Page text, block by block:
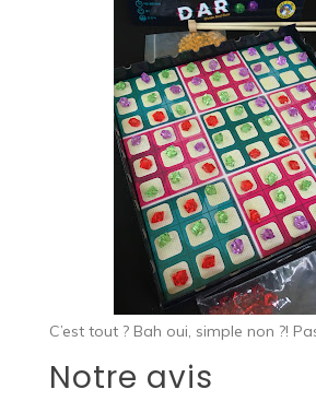
C’est tout ? Bah oui, simple non ?!
Notre avis